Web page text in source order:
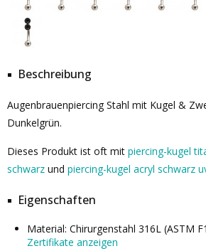
Beschreibung
Augenbrauenpiercing Stahl mit Kugel &
Dunkelgrün.
Dieses Produkt ist oft mit piercing-kugel
schwarz und piercing-kugel acryl schwarz
Eigenschaften
Material: Chirurgenstahl 316L (ASTM
Zertifikate anzeigen